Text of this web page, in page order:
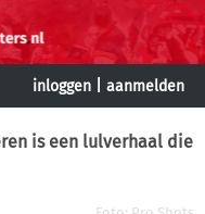
inloggen aanmelden
is een lulverhaal die